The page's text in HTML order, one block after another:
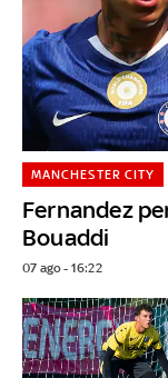
Fernandez
Bouaddi
MANCHESTER CITY
07 ago - 16:22